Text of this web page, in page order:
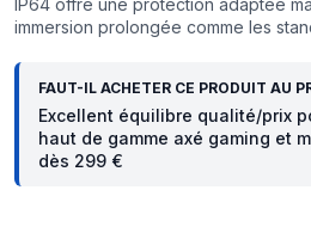
IP64 offre une protection adaptée
immersion prolongée comme les
FAUT-IL ACHETER CE PRODUIT AU
Excellent équilibre qualité/prix
haut de gamme axé gaming et
dès 299 €